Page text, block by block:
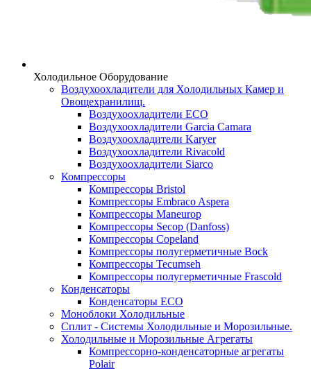
Холодильное Оборудование
Воздухоохладители для Холодильных Камер и
Овощехранилищ.
Воздухоохладители ECO
Воздухоохладители Garcia Camara
Воздухоохладители Karyer
Воздухоохладители Rivacold
Воздухоохладители Siarco
Компрессоры
Компрессоры Bristol
Компрессоры Embraco Aspera
Компрессоры Maneurop
Компрессоры Secop (Danfoss)
Компрессоры Copeland
Компрессоры полугерметичные Bock
Компрессоры Tecumseh
Компрессоры полугерметичные Frascold
Конденсаторы
Конденсаторы ECO
Моноблоки Холодильные
Сплит - Системы Холодильные и Морозильные.
Холодильные и Морозильные Агрегаты
Компрессорно-конденсаторные агрегаты
Polair